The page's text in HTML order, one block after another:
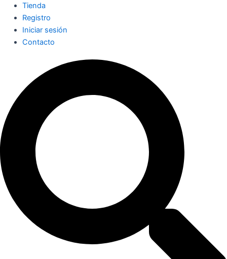
Tienda
Registro
Iniciar sesión
Contacto